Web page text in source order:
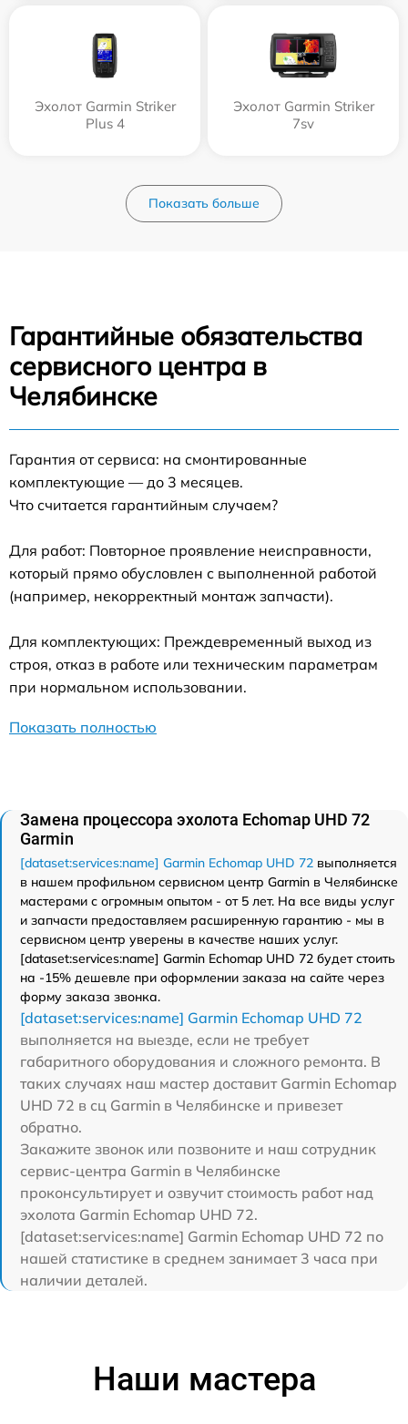
Эхолот Garmin Striker
Plus 4
Эхолот Garmin Striker
7sv
Показать больше
Гарантийные обязательства
сервисного центра в
Челябинске
Гарантия от сервиса: на смонтированные
комплектующие — до 3 месяцев.
Что считается гарантийным случаем?
Для работ: Повторное проявление неисправности,
который прямо обусловлен с выполненной работой
(например, некорректный монтаж запчасти).
Для комплектующих: Преждевременный выход из
строя, отказ в работе или техническим параметрам
при нормальном использовании.
Показать полностью
Замена процессора эхолота Echomap UHD 72
Garmin
[dataset:services:name] Garmin Echomap UHD 72 выполняется
в нашем профильном сервисном центр Garmin в Челябинске
мастерами с огромным опытом - от 5 лет. На все виды услуг
и запчасти предоставляем расширенную гарантию - мы в
сервисном центр уверены в качестве наших услуг.
[dataset:services:name] Garmin Echomap UHD 72 будет стоить
на -15% дешевле при оформлении заказа на сайте через
форму заказа звонка.
[dataset:services:name] Garmin Echomap UHD 72
выполняется на выезде, если не требует
габаритного оборудования и сложного ремонта. В
таких случаях наш мастер доставит Garmin Echomap
UHD 72 в сц Garmin в Челябинске и привезет
обратно.
Закажите звонок или позвоните и наш сотрудник
сервис-центра Garmin в Челябинске
проконсультирует и озвучит стоимость работ над
эхолота Garmin Echomap UHD 72.
[dataset:services:name] Garmin Echomap UHD 72 по
нашей статистике в среднем занимает 3 часа при
наличии деталей.
Наши мастера